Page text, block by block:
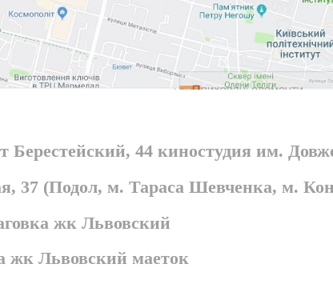
Берестейский, 44 киностудия им.
37 (Подол, м. Тараса Шевченка, м.
жк Львовский
жк Львовский маеток